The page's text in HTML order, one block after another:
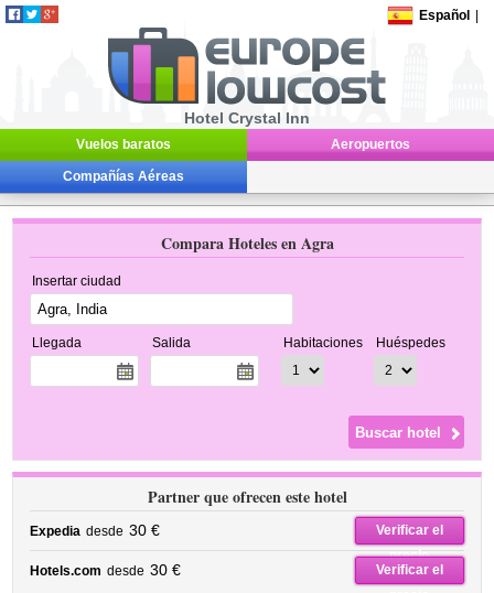
Español
Hotel Crystal Inn
Vuelos baratos Aeropuertos
Compañías Aéreas
Compara Hoteles en Agra
Insertar ciudad
Llegada Salida Habitaciones Huéspedes
Partner que ofrecen este hotel
Expedia desde 30 €
Verificar el
precio
Hotels.com desde 30 €
Verificar el